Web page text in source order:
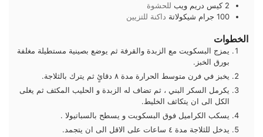
2 كيس دريم ويب للحشوة
100 جرام شيكولاتة داكنة للتزيين
الخطوات
يمزج البسكويت مع الزبدة والقرفة ثم يوضع بصينية مستطيلة مغلفة
بورق الخبز.
يخبز في فرن متوسط الحرارة مدة ٨ دقائٍ ثم يترك بالثلاجة.
يكرمل السكر البني ، ثم تضاف له الزبدة و الحليب المكثف ثم يغلى
الكل الى ان يتكاثف الخليط.
يسكب الكراميل فوق البسكويت و يسطح بالسباتيولا .
يدخل للثلاجة مدة ٤ ساعات على الاقل الى ان يتجمد.